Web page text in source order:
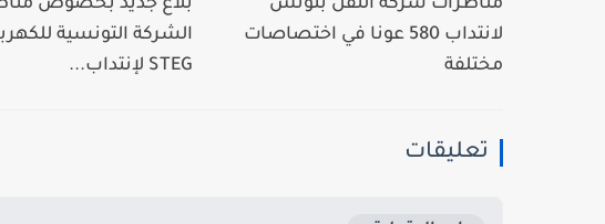
مناظرات شركة النقل بتونس
لانتداب 580 عونا في اختصاصات
مختلفة
بلاغ جديد بخصوص
الشركة التونسية
STEG لإنتداب...
تعليقات